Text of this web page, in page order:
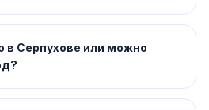
в Серпухове или можно